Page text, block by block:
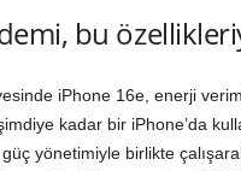
bu
iPhone 16e, enerji
kadar bir iPhone’da
güç yönetimiyle birlikte